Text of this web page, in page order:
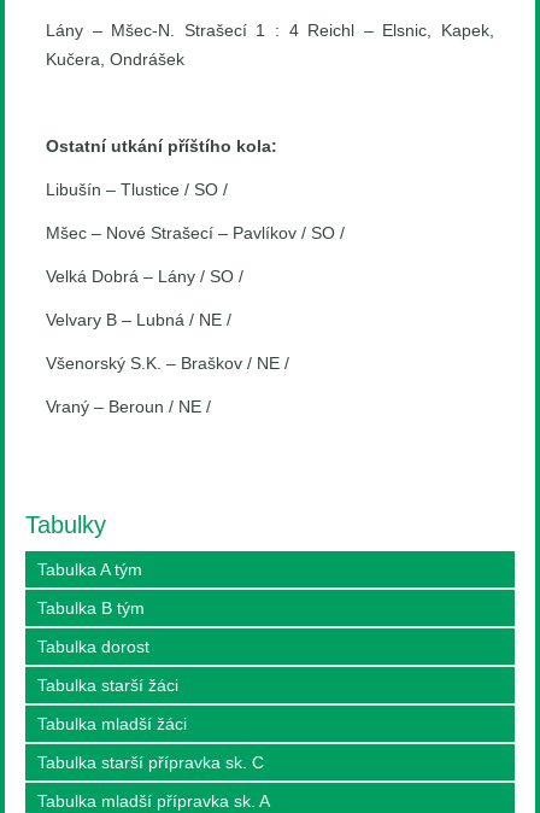
Lány – Mšec-N. Strašecí 1 : 4 Reichl – Elsnic, Kapek,
Kučera, Ondrášek
Ostatní utkání příštího kola:
Libušín – Tlustice / SO /
Mšec – Nové Strašecí – Pavlíkov / SO /
Velká Dobrá – Lány / SO /
Velvary B – Lubná / NE /
Všenorský S.K. – Braškov / NE /
Vraný – Beroun / NE /
Tabulky
Tabulka A tým
Tabulka B tým
Tabulka dorost
Tabulka starší žáci
Tabulka mladší žáci
Tabulka starší přípravka sk. C
Tabulka mladší přípravka sk. A